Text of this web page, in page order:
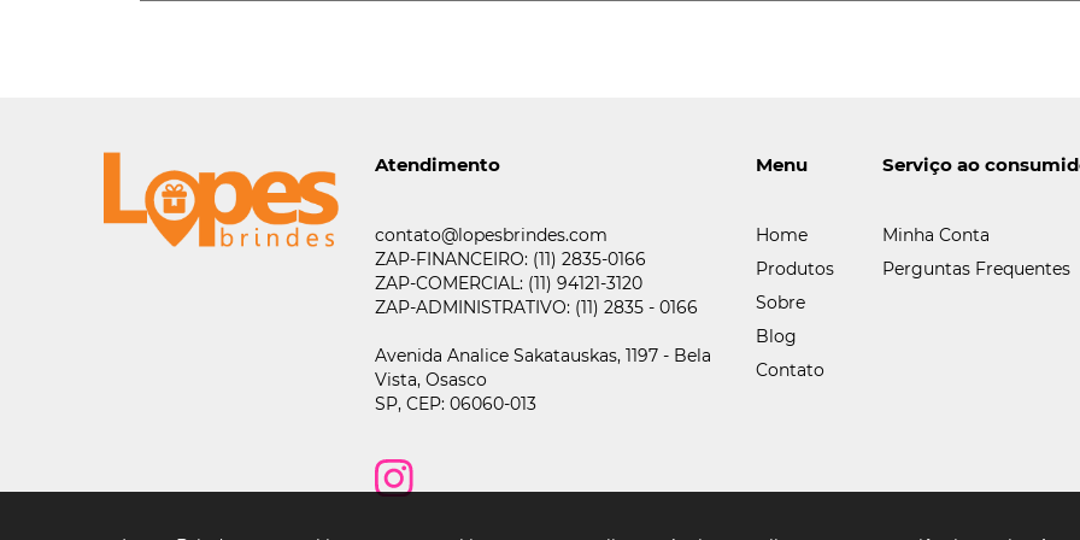
Atendimento
contato@lopesbrindes.com
ZAP-FINANCEIRO: (11) 2835-0166
ZAP-COMERCIAL: (11) 94121-3120
ZAP-ADMINISTRATIVO: (11) 2835 - 0166
Avenida Analice Sakatauskas, 1197 - Bela
Vista, Osasco
SP, CEP: 06060-013
Menu
Home
Produtos
Sobre
Blog
Contato
Serviço ao
Minha Conta
Perguntas Frequentes